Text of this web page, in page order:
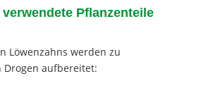
Pflanzenteile
Löwenzahns werden zu
Drogen aufbereitet: